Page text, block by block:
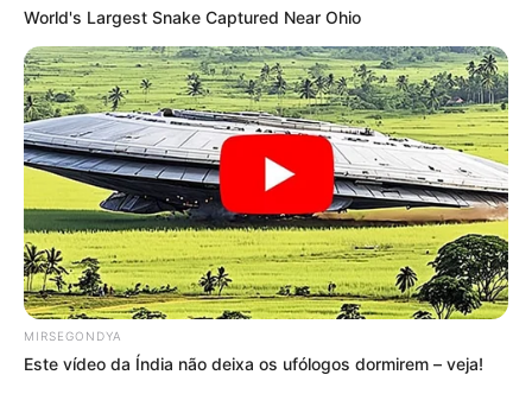
World's Largest Snake Captured Near Ohio
MIRSEGONDYA
Este vídeo da Índia não deixa os ufólogos dormirem – veja!